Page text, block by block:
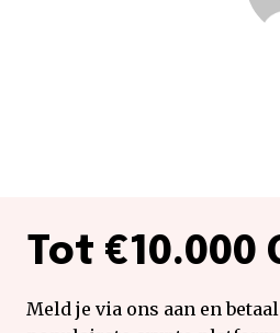
Tot €10.000
Meld je via ons aan en